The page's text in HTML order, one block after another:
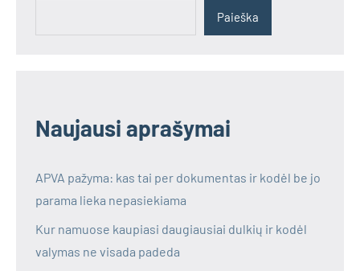
Paieška
Naujausi aprašymai
APVA pažyma: kas tai per dokumentas ir kodėl be jo
parama lieka nepasiekiama
Kur namuose kaupiasi daugiausiai dulkių ir kodėl
valymas ne visada padeda